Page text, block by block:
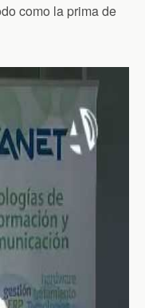
como la prima de